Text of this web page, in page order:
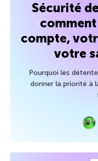
Sécurité
compte,
votre
Pourquoi les
donner la priorité à